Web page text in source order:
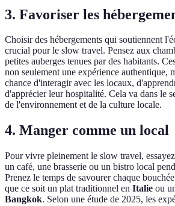
3. Favoriser les
Choisir des hébergements qui soutiennent
crucial pour le slow travel. Pensez aux
petites auberges tenues par des habitants.
non seulement une expérience authentique,
chance d'interagir avec les locaux,
d'apprécier leur hospitalité. Cela va dans le
de l'environnement et de la culture locale.
4. Manger comme un local
Pour vivre pleinement le slow travel,
un café, une brasserie ou un bistro local
Prenez le temps de savourer chaque
que ce soit un plat traditionnel en Italie ou
Bangkok. Selon une étude de 2025, les